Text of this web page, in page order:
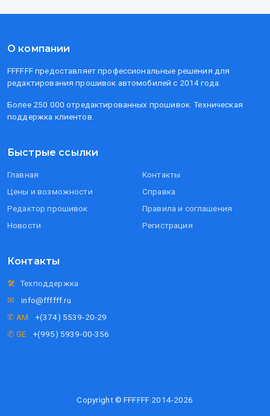
О компании
FFFFFF предоставляет профессиональные решения для
редактирования прошивок автомобилей с 2014 года.
Более 250 000 отредактированных прошивок. Техническая
поддержка клиентов.
Быстрые ссылки
Главная
Цены и возможности
Редактор прошивок
Новости
Контакты
Справка
Правила и соглашения
Регистрация
Контакты
🛠 Техподдержка
✉
info@ffffff.ru
✆ AM
+(374) 5539-20-29
✆ GE
+(995) 5939-00-356
Copyright © FFFFFF 2014-2026